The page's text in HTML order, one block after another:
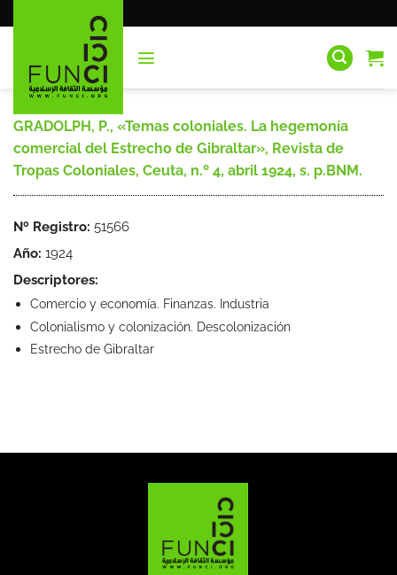
al
GRADOLPH, P., «Temas coloniales. La hegemonía
comercial del Estrecho de Gibraltar», Revista de
Tropas Coloniales, Ceuta, n.º 4, abril 1924, s. p.BNM.
Nº Registro: 51566
Año: 1924
Descriptores:
Comercio y economía. Finanzas. Industria
Colonialismo y colonización. Descolonización
Estrecho de Gibraltar